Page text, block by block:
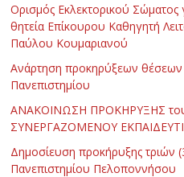
Ορισμός Εκλεκτορικού Σώματος
θητεία Επίκουρου Καθηγητή
Παύλου Κουμαριανού
Ανάρτηση προκηρύξεων
Πανεπιστημίου
ΑΝΑΚΟΙΝΩΣΗ ΠΡΟΚΗΡΥΞΗΣ
ΣΥΝΕΡΓΑΖΟΜΕΝΟΥ
Δημοσίευση προκήρυξης
Πανεπιστημίου Πελοποννήσου